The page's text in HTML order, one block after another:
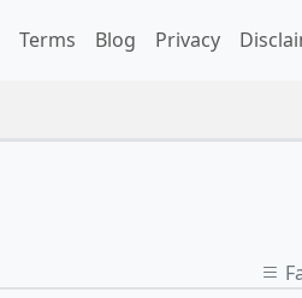
Terms Blog Privacy